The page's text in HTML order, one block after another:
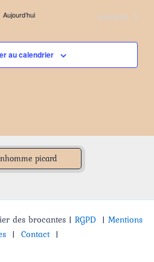
Aujourd’hui Évènements
suivants
au calendrier
picard
des brocantes | RGPD | Mentions
| Contact|